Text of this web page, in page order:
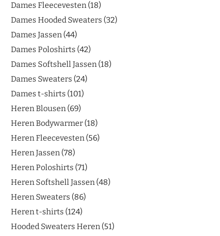
Dames Fleecevesten 18
Dames Hooded Sweaters 32
Dames Jassen 44
Dames Poloshirts 42
Dames Softshell Jassen 18
Dames Sweaters 24
Dames t-shirts 101
Heren Blousen 69
Heren Bodywarmer 18
Heren Fleecevesten 56
Heren Jassen 78
Heren Poloshirts 71
Heren Softshell Jassen 48
Heren Sweaters 86
Heren t-shirts 124
Hooded Sweaters Heren 51